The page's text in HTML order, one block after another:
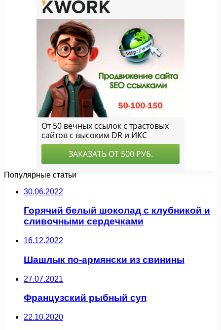
Популярные статьи
30.06.2022
Горячий белый шоколад с клубникой и
сливочными сердечками
16.12.2022
Шашлык по-армянски из свинины
27.07.2021
Французский рыбный суп
22.10.2020